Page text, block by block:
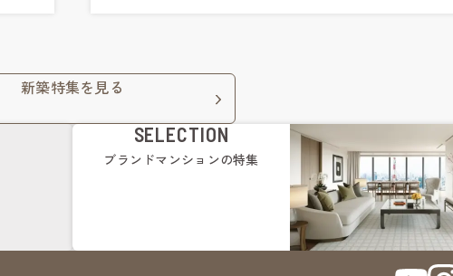
新築特集を見る
SELECTION
ブランドマンションの特集